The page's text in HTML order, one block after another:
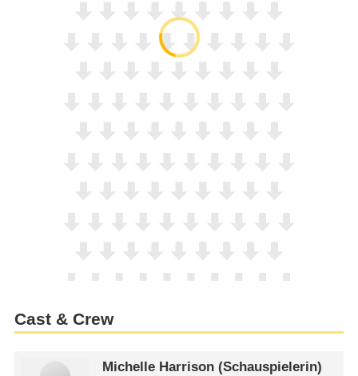
Cast & Crew
Michelle Harrison (Schauspielerin)